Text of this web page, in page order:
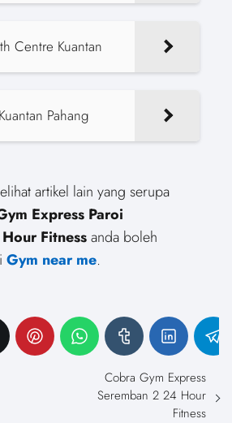
Centre Kuantan
Pahang
artikel lain yang serupa
Express Paroi
Fitnessanda boleh
Gym near me.
Cobra Gym Express
Seremban 2 24 Hour
Fitness